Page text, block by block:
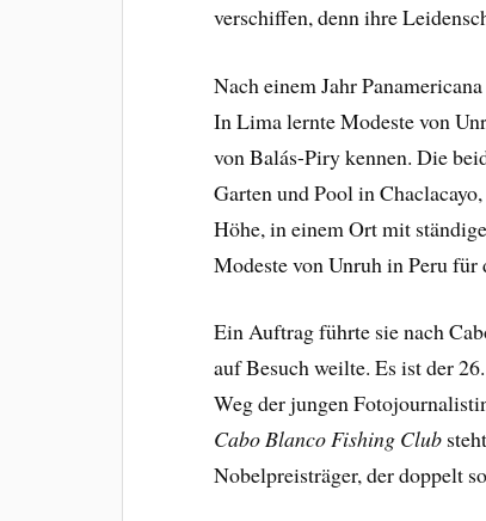
verschiffen, denn ihre
Nach einem Jahr
In Lima lernte Modeste von
von Balás-Piry kennen. Die
Garten und Pool in
Höhe, in einem Ort mit
Modeste von Unruh in Peru
Ein Auftrag führte sie nach
auf Besuch weilte. Es ist der
Weg der jungen
Cabo BlancoFishing Club
Nobelpreisträger, der doppelt